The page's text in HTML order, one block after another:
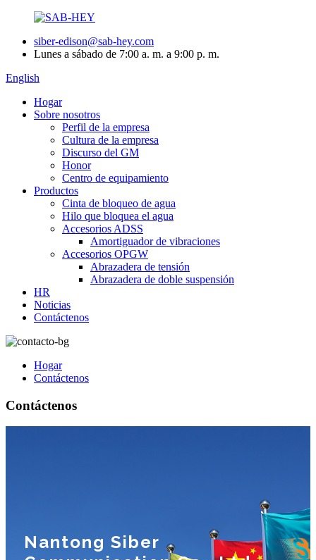
siber-edison@sab-hey.com
Lunes a sábado de 7:00 a. m. a 9:00 p. m.
English
Hogar
Sobre nosotros
Perfil de la empresa
Cultura de la empresa
Discurso del GM
Honor
Centro de equipamiento
Productos
Cinta de bloqueo de agua
Hilo que bloquea el agua
Accesorios ADSS
Amortiguador de vibraciones
Accesorios OPGW
Abrazadera de tensión
Abrazadera de doble suspensión
HR
Noticias
Contáctenos
Hogar
Contáctenos
Contáctenos
Nantong Siber